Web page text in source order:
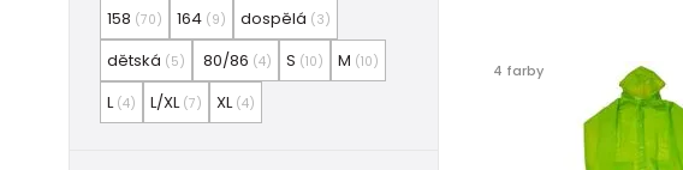
158 (70) 164 (9) dospělá (3)
dětská (5) 80/86 (4) S (10) M (10)
L (4) L/XL (7) XL (4)
4 farby